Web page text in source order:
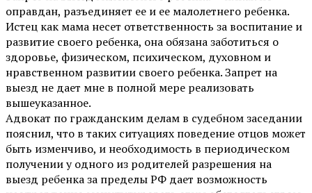
оправдан, разъединяет ее и ее малолетнего ребенка.
Истец как мама несет ответственность за воспитание и
развитие своего ребенка, она обязана заботиться о
здоровье, физическом, психическом, духовном и
нравственном развитии своего ребенка. Запрет на
выезд не дает мне в полной мере реализовать
вышеуказанное.
Адвокат по гражданским делам в судебном заседании
пояснил, что в таких ситуациях поведение отцов может
быть изменчиво, и необходимость в периодическом
получении у одного из родителей разрешения на
выезд ребенка за пределы РФ дает возможность